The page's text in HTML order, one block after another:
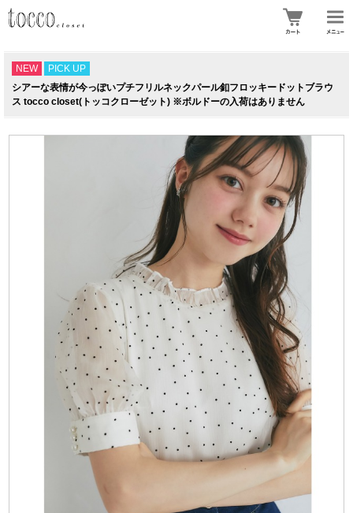
NEW
PICK UP
シアーな表情が今っぽいプチフリルネックパール釦フロッキードットブラウ
ス tocco closet(トッコクローゼット) ※ボルドーの入荷はありません